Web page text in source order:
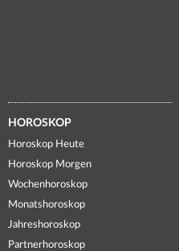
HOROSKOP
Horoskop Heute
Horoskop Morgen
Wochenhoroskop
Monatshoroskop
Jahreshoroskop
Partnerhoroskop